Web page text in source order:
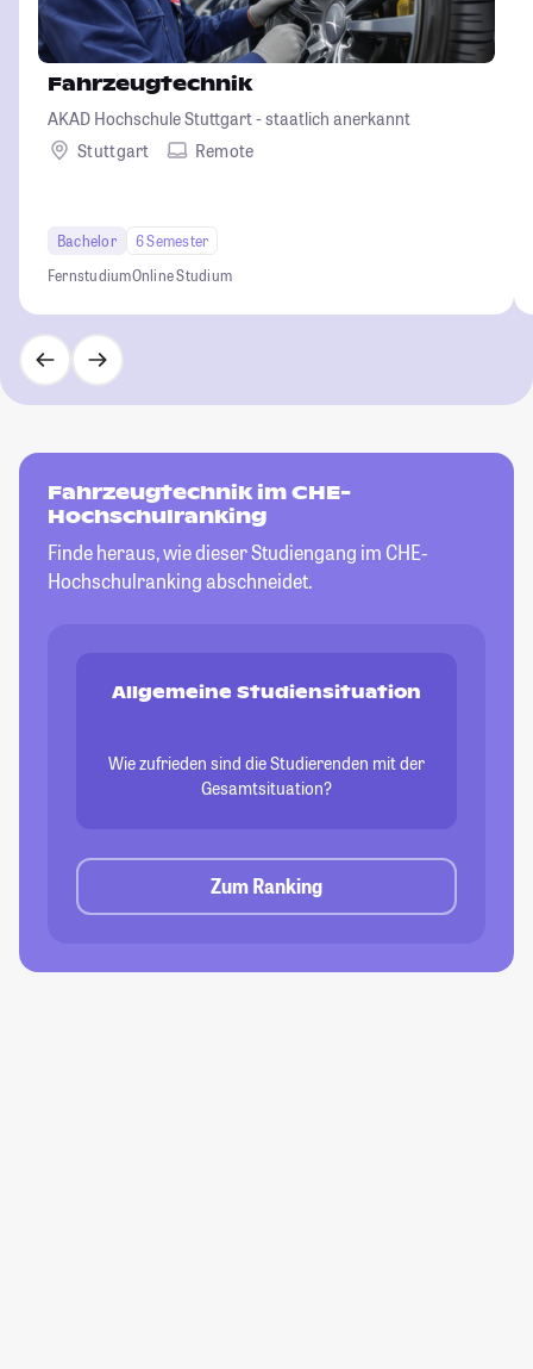
Fahrzeugtechnik
AKAD Hochschule Stuttgart - staatlich anerkannt
Stuttgart
Remote
Bachelor
6 Semester
FernstudiumOnline Studium
Fahrzeugtechnik im CHE-
Hochschulranking
Finde heraus, wie dieser Studiengang im CHE-
Hochschulranking abschneidet.
Allgemeine Studiensituation
Wie zufrieden sind die Studierenden mit der
Gesamtsituation?
Zum Ranking